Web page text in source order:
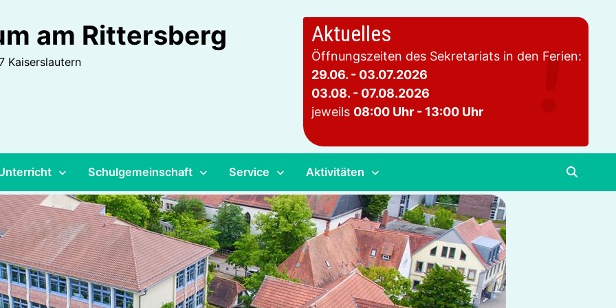
am Rittersberg
Kaiserslautern
Aktuelles
Öffnungszeiten des Sekretariats in den Ferien:
29.06. - 03.07.2026
03.08. - 07.08.2026
jeweils 08:00 Uhr - 13:00 Uhr
Schulgemeinschaft Service Aktivitäten